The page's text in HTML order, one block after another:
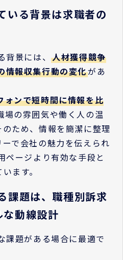
いる背景は求職者の
背景には、人材獲得競争
情報収集行動の変化があ
ォンで短時間に情報を比
場の雰囲気や働く人の温
ため、情報を簡潔に整理
で会社の魅力を伝えられ
ページより有効な手段と
ます。
課題は、職種別訴求
動線設計
課題がある場合に最適で